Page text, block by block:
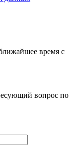
время с
вопрос по